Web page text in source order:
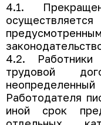
4.1.
4.2. Работники
трудовой
Работодателя
иной срок